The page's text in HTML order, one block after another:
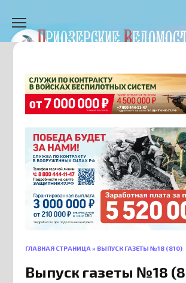
содержанию
ГЛАВНАЯ СТРАНИЦА » ВЫПУСК ГАЗЕТЫ №18 (810)
Выпуск газеты №18